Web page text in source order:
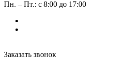
Пн. – Пт.: с 8:00 до 17:00
Заказать звонок